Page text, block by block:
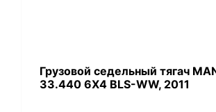
​Грузовой седельный тягач
33.440 6X4 BLS-WW, 2011